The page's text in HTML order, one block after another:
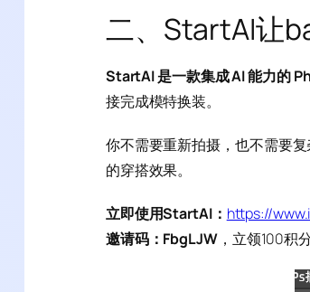
二、StartAI让
StartAI 是一款集成 AI 能力的
接完成模特换装。
你不需要重新拍摄，也不需要
的穿搭效果。
立即使用StartAI： https://
邀请码：FbgLJW，立领100积